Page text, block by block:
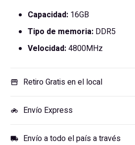
Capacidad: 16GB
Tipo de memoria: DDR5
Velocidad:4800MHz
storefront Retiro Gratis en el local
motorcycle Envío Express
local_shipping Envío a todo el país a través